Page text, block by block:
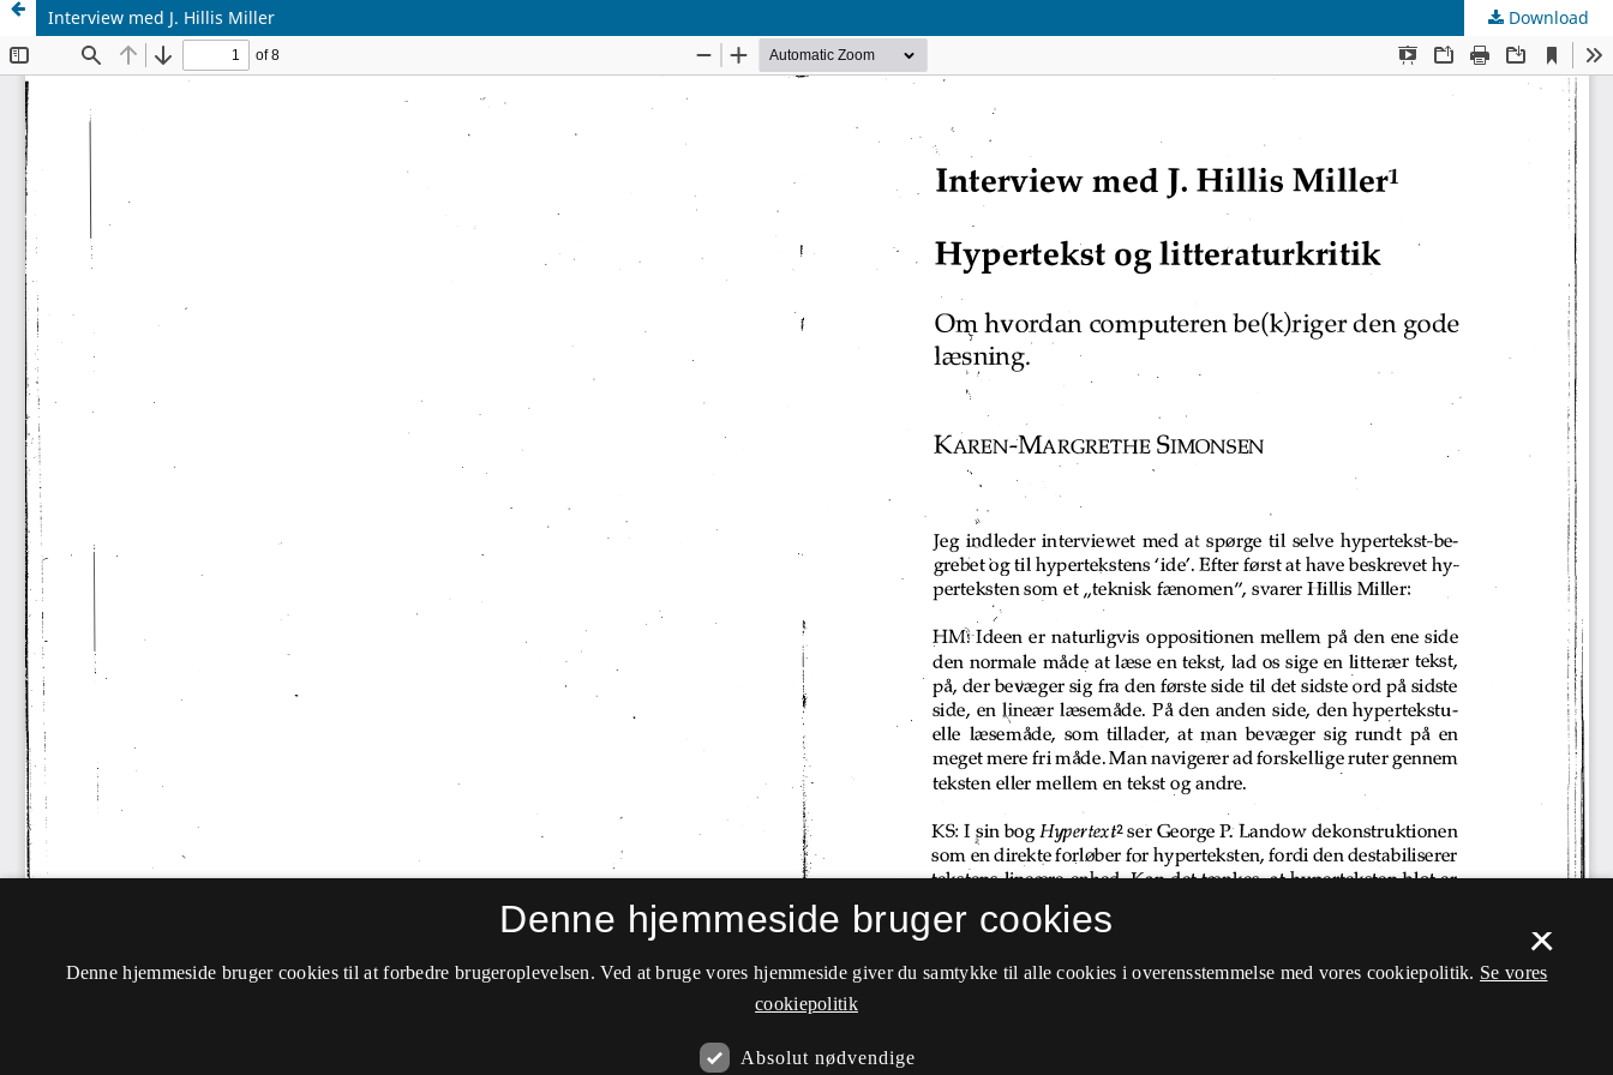
Interview med J. Hillis Miller Download
×
Denne hjemmeside bruger cookies
Denne hjemmeside bruger cookies til at forbedre brugeroplevelsen. Ved at bruge vores hjemmeside giver du samtykke til alle cookies i overensstemmelse med vores cookiepolitik. Se vores
cookiepolitik
Absolut nødvendige